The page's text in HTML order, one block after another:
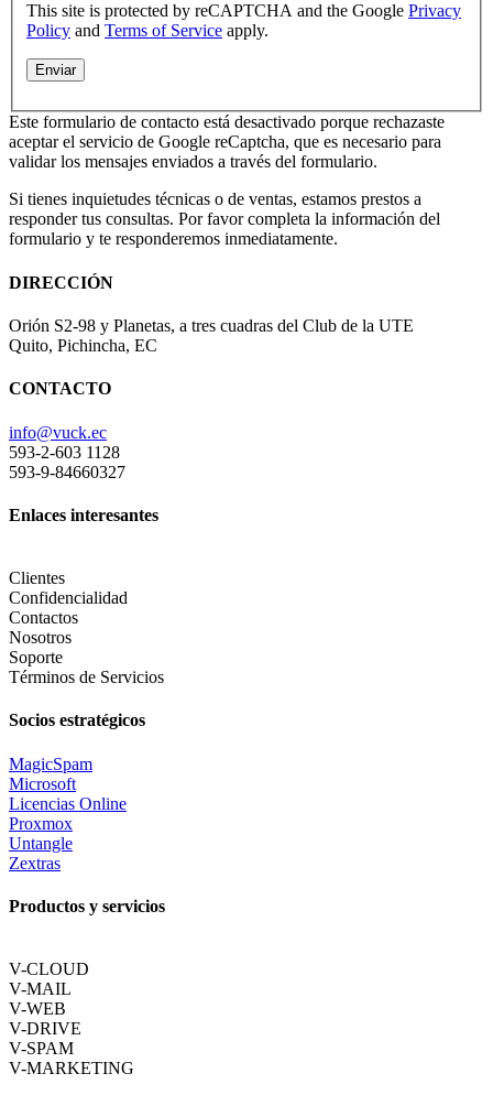
This site is protected by reCAPTCHA and the Google Privacy
Policy and Terms of Service apply.
Este formulario de contacto está desactivado porque rechazaste
aceptar el servicio de Google reCaptcha, que es necesario para
validar los mensajes enviados a través del formulario.
Si tienes inquietudes técnicas o de ventas, estamos prestos a
responder tus consultas. Por favor completa la información del
formulario y te responderemos inmediatamente.
DIRECCIÓN
Orión S2-98 y Planetas, a tres cuadras del Club de la UTE
Quito, Pichincha, EC
CONTACTO
info@vuck.ec
593-2-603 1128
593-9-84660327
Enlaces interesantes
Clientes
Confidencialidad
Contactos
Nosotros
Soporte
Términos de Servicios
Socios estratégicos
MagicSpam
Microsoft
Licencias Online
Proxmox
Untangle
Zextras
Productos y servicios
V-CLOUD
V-MAIL
V-WEB
V-DRIVE
V-SPAM
V-MARKETING